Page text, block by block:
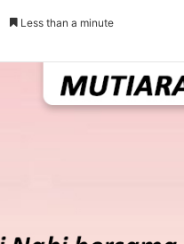
Less than a minute